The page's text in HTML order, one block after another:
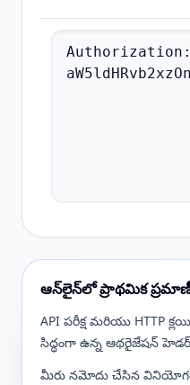
ఆన్‌లైన్‌లో ప్రాథమిక
API పరీక్ష మరియు HTTP
సిద్ధంగా ఉన్న ఆథరైజేషన్
మీరు నమోదు చేసిన